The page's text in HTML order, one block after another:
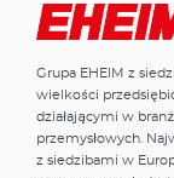
Grupa EHEIM z
wielkości
działającymi w
przemysłowych.
z siedzibami w